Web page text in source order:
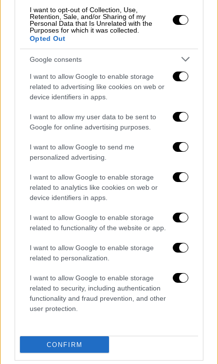
I want to opt-out of Collection, Use,
Retention, Sale, and/or Sharing of my
Personal Data that Is Unrelated with the
Purposes for which it was collected.
Opted Out
Google consents
I want to allow Google to enable storage
related to advertising like cookies on web or
device identifiers in apps.
I want to allow my user data to be sent to
Google for online advertising purposes.
I want to allow Google to send me
personalized advertising.
I want to allow Google to enable storage
related to analytics like cookies on web or
device identifiers in apps.
I want to allow Google to enable storage
related to functionality of the website or app.
I want to allow Google to enable storage
related to personalization.
I want to allow Google to enable storage
related to security, including authentication
functionality and fraud prevention, and other
user protection.
CONFIRM
για να αντικαταστήσω τους δασμούς που
απορρίφθηκαν λανθασμένα από το Ανώτατο
Δικαστήριο.
Έχουμε εναλλακτικές λύσεις, εξαιρετικές
χρήματα και θα είμαστε πολύ πιο δυνατοί
χάρη σε αυτά. Εισπράττουμε εκατοντάδες
συνεχίσουμε να το κάνουμε για να σας
δείξουμε πόσο γελοία είναι η άποψη αυτή.
Δεν χρειάζεται να ζητήσω από το Κογκρέσο
δασμούς. Όλοι οι δασμοί εθνικής ασφάλειας
Πλήρως στη θέση τους και με πλήρη ισχύ και
αποτελεσματικότητα. Σήμερα θα υπογράψω
διάταγμα για την επιβολή συνολικού δασμού
10% βάσει του άρθρου 122, επιπλέον των
κανονικών δασμών που ήδη επιβάλλονται.
Αυτό προστίθεται σε όλους τους δασμούς
εθνικής ασφάλειας βάσει του άρθρου 232 και
τους υπάρχοντες δασμούς του άρθρου 301.
Και ξεκινάμε επίσης αρκετές έρευνες βάσει
εμπορικές πρακτικές άλλων χωρών και
εταιρειών».